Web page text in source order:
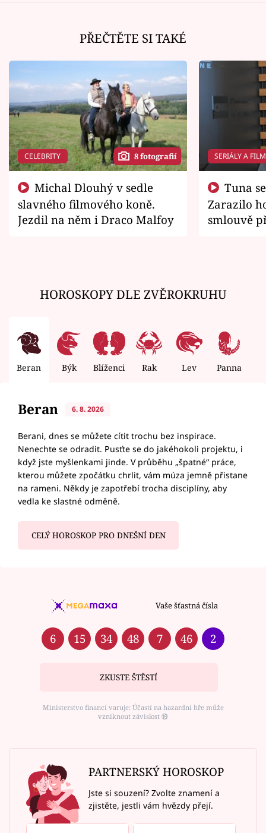
PŘEČTĚTE SI TAKÉ
CELEBRITY 8 fotografií
slavného filmového koně.
Jezdil na něm i Draco Malfoy
SERIÁLY A
Zarazilo
smlouvě
HOROSKOPY DLE ZVĚROKRUHU
Beran Býk Blíženci Rak Lev Panna
Beran 6. 8. 2026
Berani, dnes se můžete cítit trochu bez inspirace.
Nenechte se odradit. Pusťte se do jakéhokoli projektu, i
když jste myšlenkami jinde. V průběhu „špatné“ práce,
kterou můžete zpočátku chrlit, vám múza jemně přistane
na rameni. Někdy je zapotřebí trocha disciplíny, aby
vedla ke slastné odměně.
CELÝ HOROSKOP PRO DNEŠNÍ DEN
Vaše šťastná čísla
6 15 34 48 7 46 2
ZKUSTE ŠTĚSTÍ
Ministerstvo financí varuje: Účastí na hazardní hře může
vzniknout závislost ⑱
PARTNERSKÝ HOROSKOP
Jste si souzení? Zvolte znamení a
zjistěte, jestli vám hvězdy přejí.